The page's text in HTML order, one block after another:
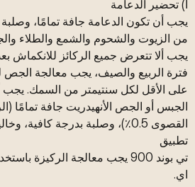
أ) تحضير الدعامة
يجب أن تكون الدعامة جافة تمامًا، وصلبة
من الزيوت والشحوم والشمع والطلاء
يجب ألا تتعرض جميع الركائز للانكماش
فترة الربيع والصيف، يجب معالجة الجص
على الأقل لكل سنتيمتر من السمك. يجب
الجبس أو الجص الأنهيدريت جافة تمامًا
القصوى 0.5٪)، وصلبة بدرجة كافية،
تطبيق
تي بوند 900 يجب معالجة الركيزة
اي.